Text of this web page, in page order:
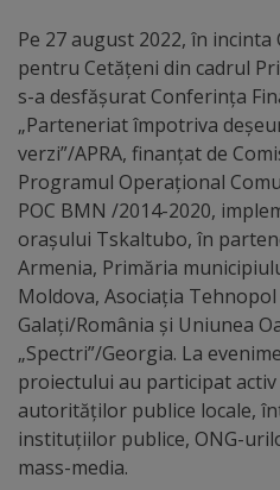
Cetățeni
de
onoare
Deținători
ai
titlului
„Merite
pentru
Ungheni”
Diplome
Pe 27 august 2022, în
pentru Cetățeni din cadrul
s-a desfășurat Conferința
„Parteneriat împotriva
verzi”/APRA, finanțat de
Programul Operațional
POC BMN /2014-2020,
orașului Tskaltubo, în
Armenia, Primăria
Moldova, Asociația
Galați/România și Uniunea
„Spectri”/Georgia. La
proiectului au participat
autorităţilor publice locale,
instituțiilor publice, ONG-
mass-media.